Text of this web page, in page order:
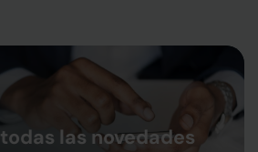
las novedades